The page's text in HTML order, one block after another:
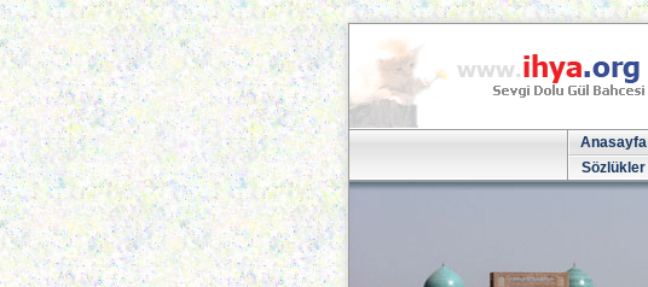
Anasayfa
Sözlükler